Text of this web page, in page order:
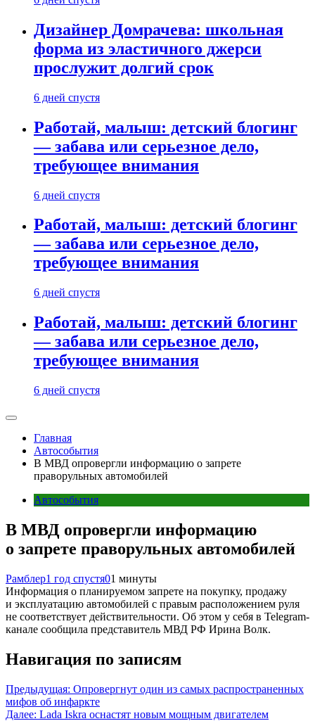
Дизайнер Домрачева: школьная
форма из эластичного джерси
прослужит долгий срок
6 дней спустя
Работай, малыш: детский блогинг
— забава или серьезное дело,
требующее внимания
6 дней спустя
Работай, малыш: детский блогинг
— забава или серьезное дело,
требующее внимания
6 дней спустя
Работай, малыш: детский блогинг
— забава или серьезное дело,
требующее внимания
6 дней спустя
Главная
Автособытия
В МВД опровергли информацию о запрете
праворульных автомобилей
Автособытия
В МВД опровергли информацию
о запрете праворульных автомобилей
Рамблер1 год спустя01 минуты
Информация о планируемом запрете на покупку, продажу
и эксплуатацию автомобилей с правым расположением руля
не соответствует действительности. Об этом у себя в Telegram-
канале сообщила представитель МВД РФ Ирина Волк.
Навигация по записям
Предыдущая: Опровергнут один из самых распространенных
мифов об инфаркте
Далее: Lada Iskra оснастят новым мощным двигателем